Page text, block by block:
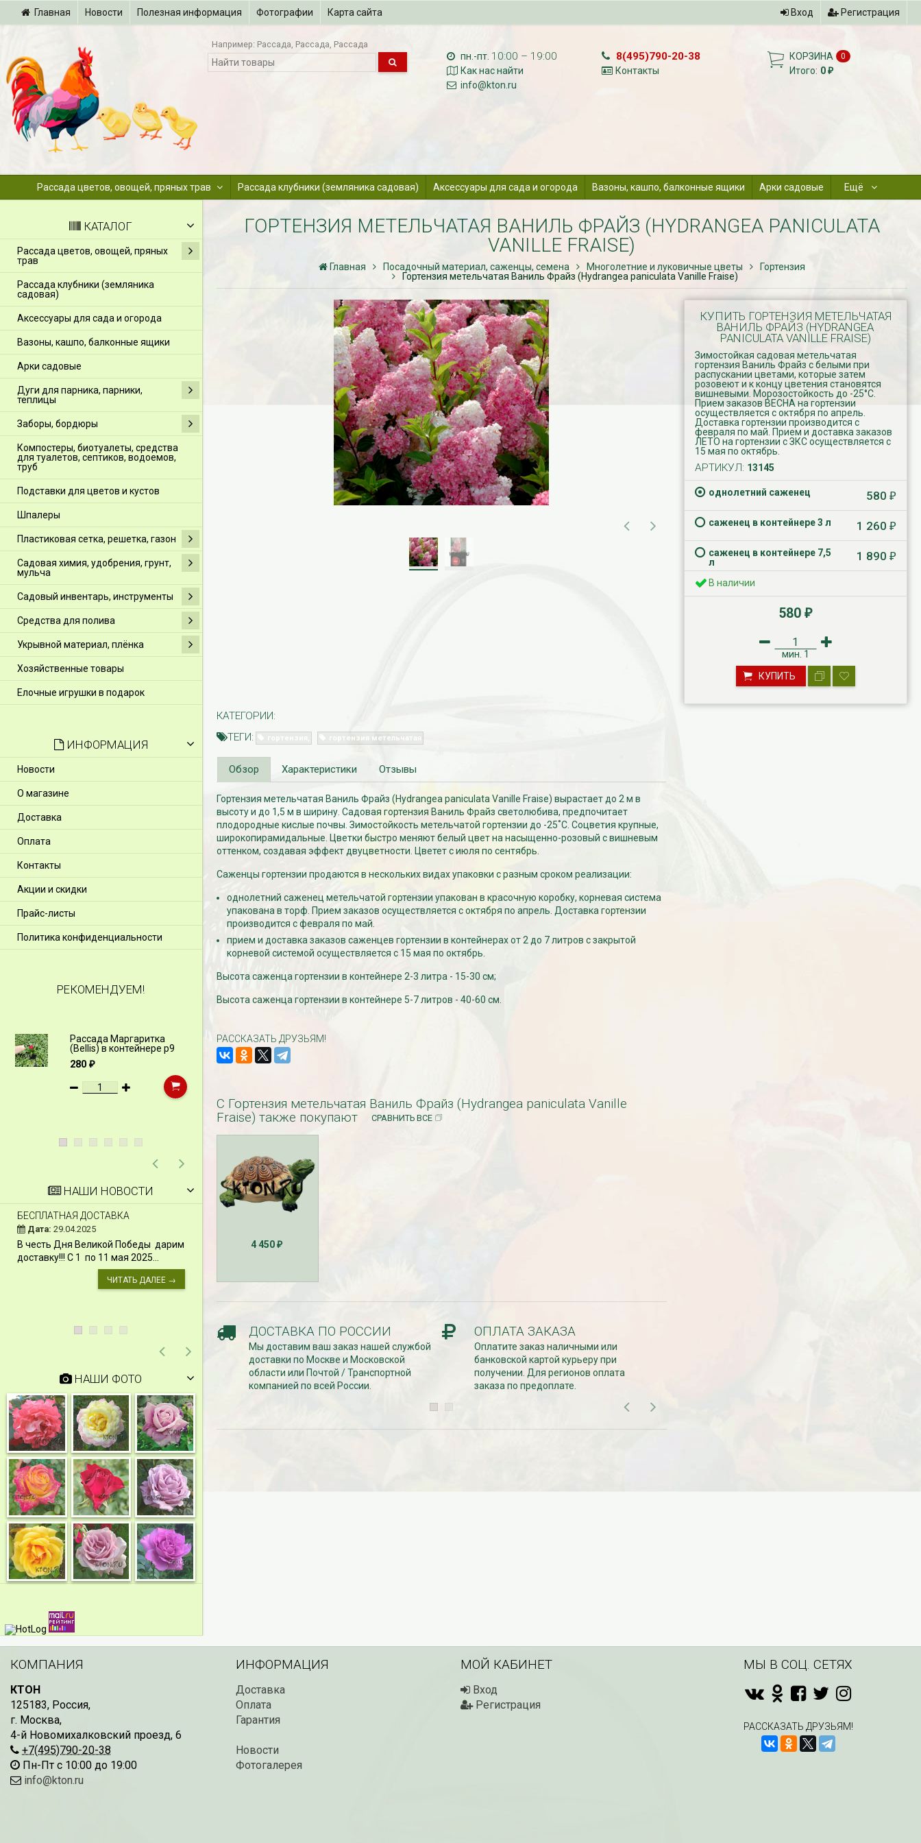
Главная Новости Полезная информация Фотографии Карта сайта Вход Регистрация
Например: Рассада Рассада Рассада
пн.-пт. 10:00 – 19:00
Как нас найти
info@kton.ru
8(495)790-20-38
Контакты
КОРЗИНА 0
Итого: 0₽
Рассада цветов, овощей, пряных трав Рассада клубники (земляника садовая) Аксессуары для сада и огорода Вазоны, кашпо, балконные ящики Арки садовые Ещё
КАТАЛОГ
Рассада цветов, овощей, пряных
трав
Рассада клубники (земляника
садовая)
Аксессуары для сада и огорода
Вазоны, кашпо, балконные ящики
Арки садовые
Дуги для парника, парники,
теплицы
Заборы, бордюры
Компостеры, биотуалеты, средства
для туалетов, септиков, водоемов,
труб
Подставки для цветов и кустов
Шпалеры
Пластиковая сетка, решетка, газон
Садовая химия, удобрения, грунт,
мульча
Садовый инвентарь, инструменты
Средства для полива
Укрывной материал, плёнка
Хозяйственные товары
Елочные игрушки в подарок
ИНФОРМАЦИЯ
Новости
О магазине
Доставка
Оплата
Контакты
Акции и скидки
Прайс-листы
Политика конфиденциальности
РЕКОМЕНДУЕМ!
Рассада Маргаритка
(Bellis) в контейнере p9
280₽
Рассада Незабудка
(Myosotis) в контейнере
p9
НАШИ НОВОСТИ
БЕСПЛАТНАЯ ДОСТАВКА
Дата: 29.04.2025
В честь Дня Великой Победы дарим
доставку!!! С 1 по 11 мая 2025...
ЧИТАТЬ ДАЛЕЕ →
СКИДКИ 15 % НА ДУГИ, ЗАБОРЫ,
11.03.2024
марта 2024...
ЧИТАТЬ ДАЛЕЕ →
НАШИ ФОТО
ГОРТЕНЗИЯ МЕТЕЛЬЧАТАЯ ВАНИЛЬ ФРАЙЗ (HYDRANGEA PANICULATA
VANILLE FRAISE)
Главная Посадочный материал, саженцы, семена Многолетние и луковичные цветы
Гортензия
Гортензия метельчатая Ваниль Фрайз (Hydrangea paniculata Vanille Fraise)
КУПИТЬ ГОРТЕНЗИЯ МЕТЕЛЬЧАТАЯ
ВАНИЛЬ ФРАЙЗ (HYDRANGEA
PANICULATA VANILLE FRAISE)
Зимостойкая садовая метельчатая
гортензия Ваниль Фрайз с белыми при
распускании цветами, которые затем
розовеют и к концу цветения становятся
вишневыми​. Морозостойкость до -25°С.
Прием заказов ВЕСНА на гортензии
осуществляется с октября по апрель.
Доставка гортензии производится с
февраля по май. Прием и доставка заказов
ЛЕТО на гортензии с ЗКС осуществляется с
15 мая по октябрь.
АРТИКУЛ: 13145
однолетний саженец 580 ₽
саженец в контейнере 3 л 1 260 ₽
саженец в контейнере 7,5
л
1 890 ₽
В наличии
580₽
мин. 1
КУПИТЬ
КАТЕГОРИИ:
ТЕГИ:
гортензия метельчатая
Обзор Характеристики Отзывы
Гортензия метельчатая Ваниль Фрайз (Hydrangea paniculata Vanille Fraise) вырастает до 2 м в
высоту и до 1,5 м в ширину. Садовая гортензия Ваниль Фрайз светолюбива, предпочитает
плодородные кислые почвы. Зимостойкость метельчатой гортензии до -25˚С. Соцветия крупные,
широкопирамидальные. Цветки быстро меняют белый цвет на насыщенно-розовый с вишневым
оттенком, создавая эффект двуцветности. Цветет с июля по сентябрь.
Саженцы гортензии продаются в нескольких видах упаковки с разным сроком реализации:
однолетний саженец метельчатой гортензии упакован в красочную коробку, корневая система
упакована в торф. Прием заказов осуществляется с октября по апрель. Доставка гортензии
производится с февраля по май.
прием и доставка заказов саженцев гортензии в контейнерах от 2 до 7 литров с закрытой
корневой системой осуществляется с 15 мая по октябрь.
Высота саженца гортензии в контейнере 2-3 литра - 15-30 см;
Высота саженца гортензии в контейнере 5-7 литров - 40-60 см.
РАССКАЗАТЬ ДРУЗЬЯМ!
С Гортензия метельчатая Ваниль Фрайз (Hydrangea paniculata Vanille
Fraise) также покупают
СРАВНИТЬ ВСЕ
4 450₽
ДОСТАВКА ПО РОССИИ
Мы доставим ваш заказ нашей службой
доставки по Москве и Московской
области или Почтой / Транспортной
компанией по всей России.
ОПЛАТА ЗАКАЗА
Оплатите заказ наличными или
банковской картой курьеру при
получении. Для регионов оплата
заказа по предоплате.
КОМПАНИЯ
КТОН
125183, Россия,
г. Москва,
4-й Новомихалковский проезд, 6
+7(495)790-20-38
Пн-Пт с 10:00 до 19:00
info@kton.ru
ИНФОРМАЦИЯ
Доставка
Оплата
Гарантия
Новости
Фотогалерея
МОЙ КАБИНЕТ
Вход
Регистрация
МЫ В СОЦ. СЕТЯХ
РАССКАЗАТЬ ДРУЗЬЯМ!